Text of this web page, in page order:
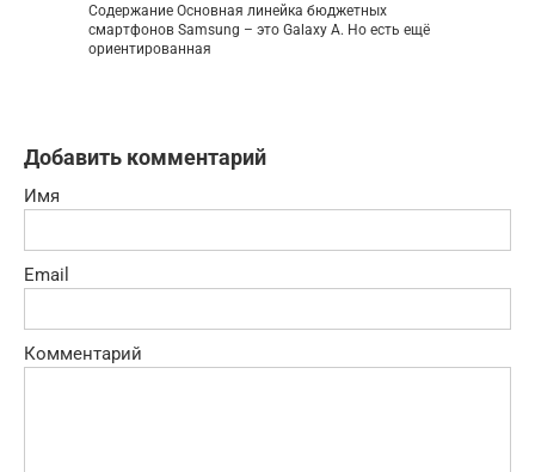
Содержание Основная линейка бюджетных
смартфонов Samsung – это Galaxy A. Но есть ещё
ориентированная
Добавить комментарий
Имя
Email
Комментарий